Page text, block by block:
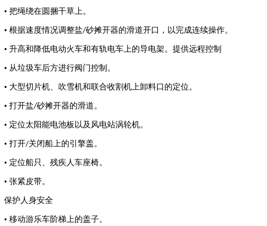
• 把绳绕在圆捆干草上。
• 根据速度情况调整盐/砂摊开器的滑道开口，以完成连续操作。
• 升高和降低电动火车和有轨电车上的导电架。提供远程控制
• 从垃圾车后方进行阀门控制。
• 大型切片机、吹雪机和联合收割机上卸料口的定位。
• 打开盐/砂摊开器的滑道。
• 定位太阳能电池板以及风电站涡轮机。
• 打开/关闭船上的引擎盖。
• 定位船只、残疾人车座椅。
• 张紧皮带。
保护人身安全
• 移动游乐车阶梯上的盖子。